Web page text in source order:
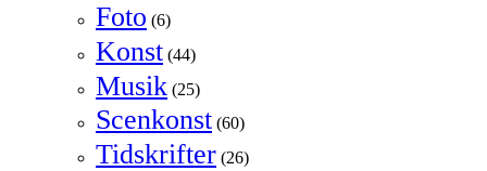
Foto (6)
Konst (44)
Musik (25)
Scenkonst (60)
Tidskrifter (26)